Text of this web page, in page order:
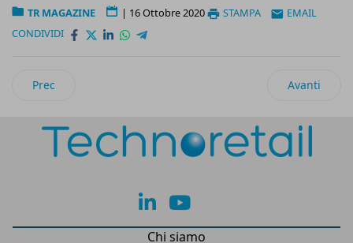
TR MAGAZINE | 16 Ottobre 2020 STAMPA
EMAIL
CONDIVIDI
Articolo precedente: Speciale Packaging 2020
Prec Articolo
Avanti
lk yt
Chi siamo